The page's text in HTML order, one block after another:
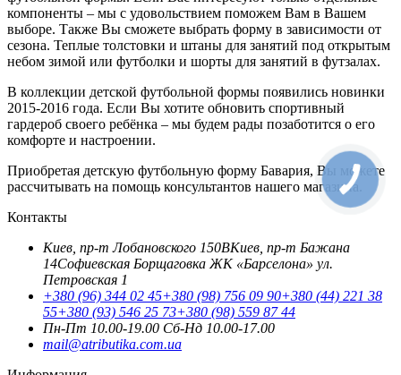
компоненты – мы с удовольствием поможем Вам в Вашем
выборе. Также Вы сможете выбрать форму в зависимости от
сезона. Теплые толстовки и штаны для занятий под открытым
небом зимой или футболки и шорты для занятий в футзалах.
В коллекции детской футбольной формы появились новинки
2015-2016 года. Если Вы хотите обновить спортивный
гардероб своего ребёнка – мы будем рады позаботится о его
комфорте и настроении.
Приобретая детскую футбольную форму Бавария, Вы можете
рассчитывать на помощь консультантов нашего магазина.
Контакты
Киев, пр-т Лобановского 150ВКиев, пр-т Бажана
14Софиевская Борщаговка ЖК «Барселона» ул.
Петровская 1
+380 (96) 344 02 45+380 (98) 756 09 90+380 (44) 221 38
55+380 (93) 546 25 73+380 (98) 559 87 44
Пн-Пт 10.00-19.00 Cб-Нд 10.00-17.00
mail@atributika.com.ua